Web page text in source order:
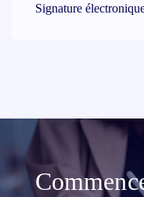
Signature